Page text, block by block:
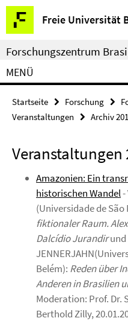
Springe
direkt
zu
Inhalt
Freie Universität
Service-
Navigation
Forschungszentrum
MENÜ
Startseite Forschung
Veranstaltungen
Archiv
Veranstaltungen
Amazonien: Ein
historischen Wandel-
(Universidade de São
fiktionaler Raum.
Dalcídio Jurandirund
Belém): Reden über
Anderen in Brasilien
Moderation: Prof. Dr.
Berthold Zilly,